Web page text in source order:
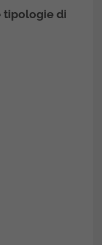
tipologie di